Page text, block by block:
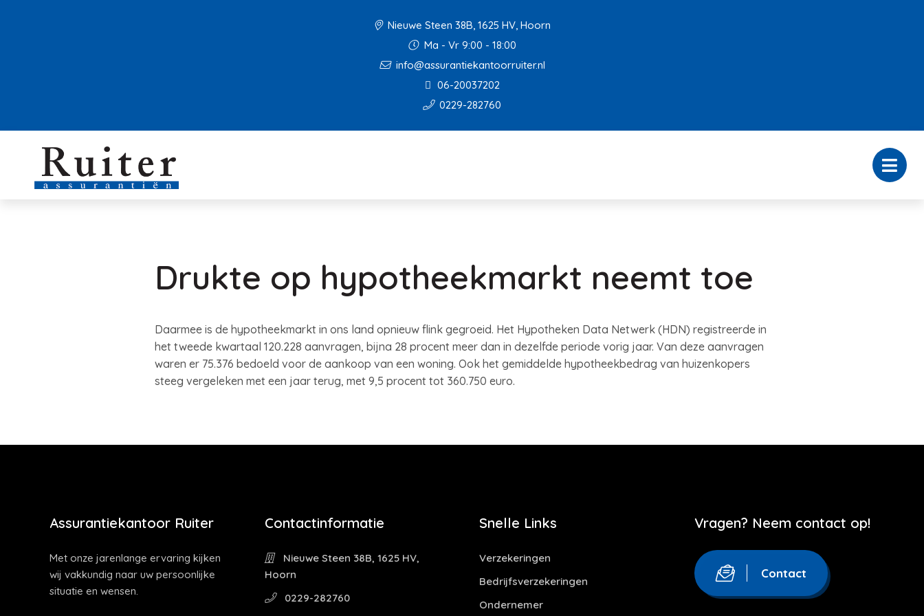
Nieuwe Steen 38B, 1625 HV, Hoorn
Ma - Vr 9:00 - 18:00
info@assurantiekantoorruiter.nl
06-20037202
0229-282760
Drukte op hypotheekmarkt neemt toe
Daarmee is de hypotheekmarkt in ons land opnieuw flink gegroeid. Het Hypotheken Data Netwerk (HDN) registreerde in
het tweede kwartaal 120.228 aanvragen, bijna 28 procent meer dan in dezelfde periode vorig jaar. Van deze aanvragen
waren er 75.376 bedoeld voor de aankoop van een woning. Ook het gemiddelde hypotheekbedrag van huizenkopers
steeg vergeleken met een jaar terug, met 9,5 procent tot 360.750 euro.
Assurantiekantoor Ruiter
Met onze jarenlange ervaring kijken
wij vakkundig naar uw persoonlijke
situatie en wensen.
Contactinformatie
Nieuwe Steen 38B, 1625 HV,
Hoorn
0229-282760
Snelle Links
Verzekeringen
Bedrijfsverzekeringen
Ondernemer
Vragen? Neem contact op!
Contact